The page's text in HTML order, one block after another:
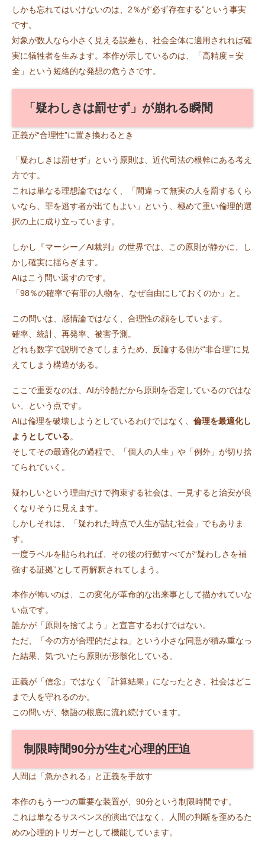
しかも忘れてはいけないのは、2％が“必ず存在する”という事実
です。
対象が数人なら小さく見える誤差も、社会全体に適用されれば確
実に犠牲者を生みます。本作が示しているのは、「高精度＝安
全」という短絡的な発想の危うさです。
「疑わしきは罰せず」が崩れる瞬間
正義が“合理性”に置き換わるとき
「疑わしきは罰せず」という原則は、近代司法の根幹にある考え
方です。
これは単なる理想論ではなく、「間違って無実の人を罰するくら
いなら、罪を逃す者が出てもよい」という、極めて重い倫理的選
択の上に成り立っています。
しかし『マーシー／AI裁判』の世界では、この原則が静かに、し
かし確実に揺らぎます。
AIはこう問い返すのです。
「98％の確率で有罪の人物を、なぜ自由にしておくのか」と。
この問いは、感情論ではなく、合理性の顔をしています。
確率、統計、再発率、被害予測。
どれも数字で説明できてしまうため、反論する側が“非合理”に見
えてしまう構造がある。
ここで重要なのは、AIが冷酷だから原則を否定しているのではな
い、という点です。
AIは倫理を破壊しようとしているわけではなく、 倫理を最適化し
ようとしている。
そしてその最適化の過程で、「個人の人生」や「例外」が切り捨
てられていく。
疑わしいという理由だけで拘束する社会は、一見すると治安が良
くなりそうに見えます。
しかしそれは、「疑われた時点で人生が詰む社会」でもありま
す。
一度ラベルを貼られれば、その後の行動すべてが“疑わしさを補
強する証拠”として再解釈されてしまう。
本作が怖いのは、この変化が革命的な出来事として描かれていな
い点です。
誰かが「原則を捨てよう」と宣言するわけではない。
ただ、「今の方が合理的だよね」という小さな同意が積み重なっ
た結果、気づいたら原則が形骸化している。
正義が「信念」ではなく「計算結果」になったとき、社会はどこ
まで人を守れるのか。
この問いが、物語の根底に流れ続けています。
制限時間90分が生む心理的圧迫
人間は「急かされる」と正義を手放す
本作のもう一つの重要な装置が、90分という制限時間です。
これは単なるサスペンス的演出ではなく、人間の判断を歪めるた
めの心理的トリガーとして機能しています。